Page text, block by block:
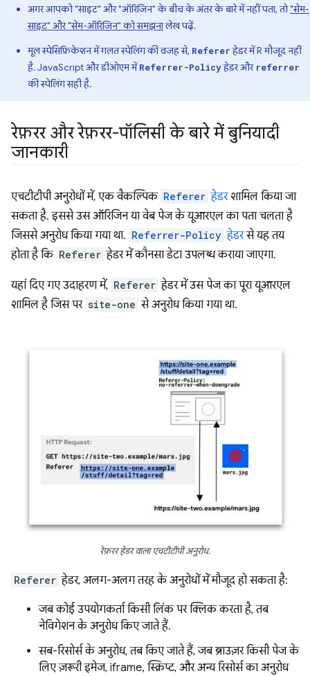
अगर आपको "साइट" और "ऑरिजिन" के बीच के अंतर के बारे में नहीं पता, तो"सेम-
साइट" और "सेम-ऑरिजिन" को समझनालेख पढ़ें.
मूल स्पेसिफ़िकेशन में गलत स्पेलिंग की वजह से, Refererहेडर में R मौजूद नहीं
है. JavaScript और डीओएम मेंReferrer-Policyहेडर और referrer
की स्पेलिंग सही है.
रेफ़रर और रेफ़रर-पॉलिसी के बारे में बुनियादी
जानकारी
एचटीटीपी अनुरोधों में, एक वैकल्पिक Referer हेडरशामिल किया जा
सकता है. इससे उस ऑरिजिन या वेब पेज के यूआरएल का पता चलता है
जिससे अनुरोध किया गया था. Referrer-Policy हेडरसे यह तय
होता है कि Referer हेडर में कौनसा डेटा उपलब्ध कराया जाएगा.
यहां दिए गए उदाहरण में, Referer हेडर में उस पेज का पूरा यूआरएल
शामिल है जिस पर site-one से अनुरोध किया गया था.
रेफ़रर हेडर वाला एचटीटीपी अनुरोध.
Referer हेडर, अलग-अलग तरह के अनुरोधों में मौजूद हो सकता है:
जब कोई उपयोगकर्ता किसी लिंक पर क्लिक करता है, तब
नेविगेशन के अनुरोध किए जाते हैं.
सब-रिसोर्स के अनुरोध, तब किए जाते हैं, जब ब्राउज़र किसी पेज के
लिए ज़रूरी इमेज, iframe, स्क्रिप्ट, और अन्य रिसोर्स का अनुरोध